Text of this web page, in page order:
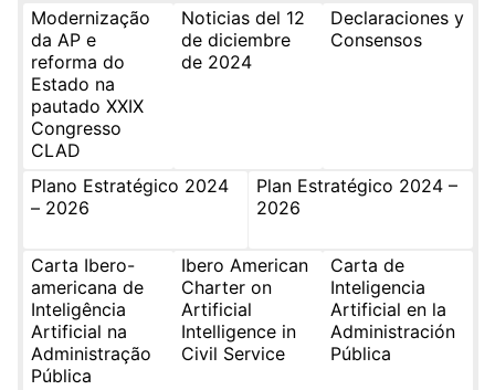
Modernização
da AP e
reforma do
Estado na
pautado XXIX
Congresso
CLAD
Noticias del 12
de diciembre
de 2024
Declaraciones y
Consensos
Plano Estratégico 2024
– 2026
Plan Estratégico 2024 –
2026
Carta Ibero-
americana de
Inteligência
Artificial na
Administração
Pública
Ibero American
Charter on
Artificial
Intelligence in
Civil Service
Carta de
Inteligencia
Artificial en la
Administración
Pública